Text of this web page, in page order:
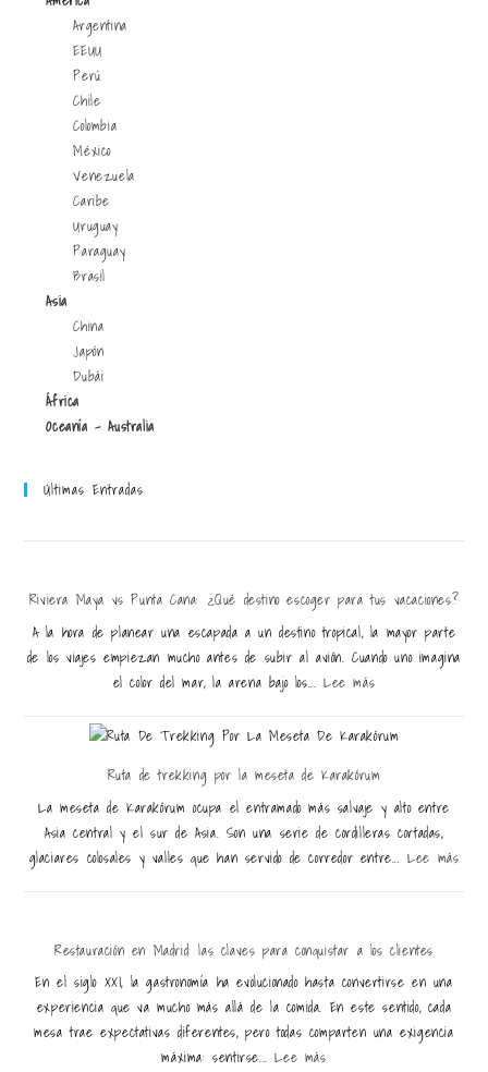
Argentina
EEUU
Perú
Chile
Colombia
México
Venezuela
Caribe
Uruguay
Paraguay
Brasil
Asia
China
Japón
Dubái
África
Oceanía - Australia
Últimas Entradas
Riviera Maya vs Punta Cana: ¿Qué destino escoger para tus vacaciones?
A la hora de planear una escapada a un destino tropical, la mayor parte
de los viajes empiezan mucho antes de subir al avión. Cuando uno imagina
el color del mar, la arena bajo los...Lee más
Ruta de trekking por la meseta de Karakórum
La meseta de Karakórum ocupa el entramado más salvaje y alto entre
Asia central y el sur de Asia. Son una serie de cordilleras cortadas,
glaciares colosales y valles que han servido de corredor entre...Lee más
Restauración en Madrid: las claves para conquistar a los clientes
En el siglo XXI, la gastronomía ha evolucionado hasta convertirse en una
experiencia que va mucho más allá de la comida. En este sentido, cada
mesa trae expectativas diferentes, pero todas comparten una exigencia
máxima: sentirse...Lee más